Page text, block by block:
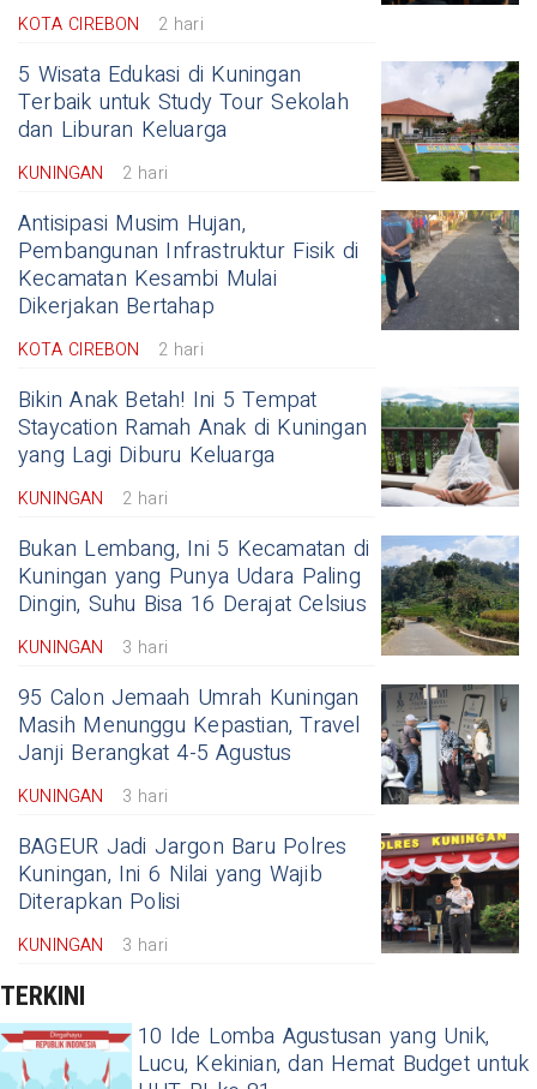
KOTA CIREBON 2 hari
5 Wisata Edukasi di Kuningan
Terbaik untuk Study Tour Sekolah
dan Liburan Keluarga
KUNINGAN 2 hari
Antisipasi Musim Hujan,
Pembangunan Infrastruktur Fisik di
Kecamatan Kesambi Mulai
Dikerjakan Bertahap
KOTA CIREBON 2 hari
Bikin Anak Betah! Ini 5 Tempat
Staycation Ramah Anak di Kuningan
yang Lagi Diburu Keluarga
KUNINGAN 2 hari
Bukan Lembang, Ini 5 Kecamatan di
Kuningan yang Punya Udara Paling
Dingin, Suhu Bisa 16 Derajat Celsius
KUNINGAN 3 hari
95 Calon Jemaah Umrah Kuningan
Masih Menunggu Kepastian, Travel
Janji Berangkat 4-5 Agustus
KUNINGAN 3 hari
BAGEUR Jadi Jargon Baru Polres
Kuningan, Ini 6 Nilai yang Wajib
Diterapkan Polisi
KUNINGAN 3 hari
TERKINI
10 Ide Lomba Agustusan yang Unik,
Lucu, Kekinian, dan Hemat Budget untuk